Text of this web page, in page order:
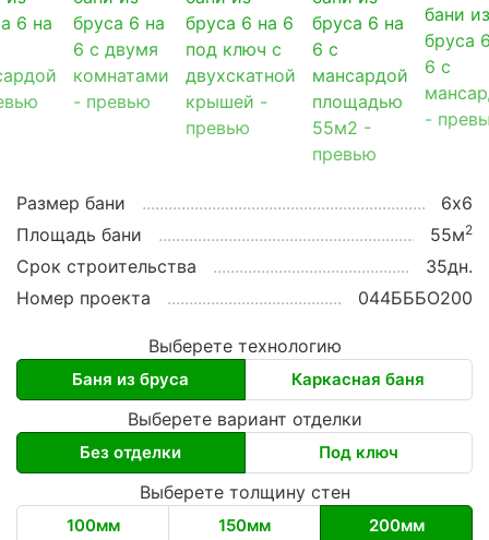
Размер бани
6х6
Площадь бани
55м2
Срок строительства
35дн.
Номер проекта
044БББО200
Выберете технологию
Баня из бруса Каркасная баня
Выберете вариант отделки
Без отделки Под ключ
Выберете толщину стен
100мм 150мм 200мм